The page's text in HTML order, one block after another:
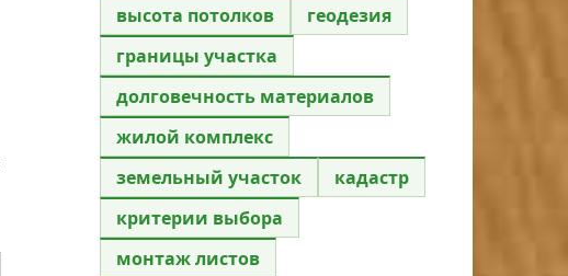
высота потолков
геодезия
границы участка
долговечность материалов
жилой комплекс
земельный участок
кадастр
критерии выбора
монтаж листов